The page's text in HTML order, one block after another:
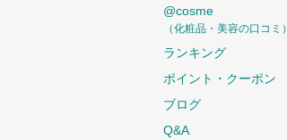
@cosme
（化粧品・美容の口コミ）
ランキング
ポイント・クーポン
ブログ
Q&A